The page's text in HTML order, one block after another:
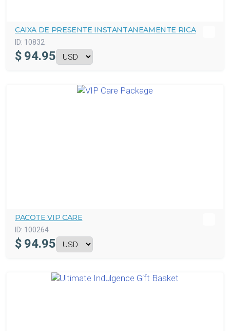
CAIXA DE PRESENTE INSTANTANEAMENTE RICA
ID: 10832
$ 94.95
PACOTE VIP CARE
ID: 100264
$ 94.95